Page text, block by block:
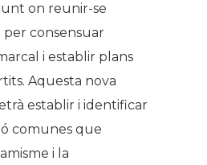
on reunir-se
consensuar
i establir plans
Aquesta nova
establir i identificar
comunes que
i la